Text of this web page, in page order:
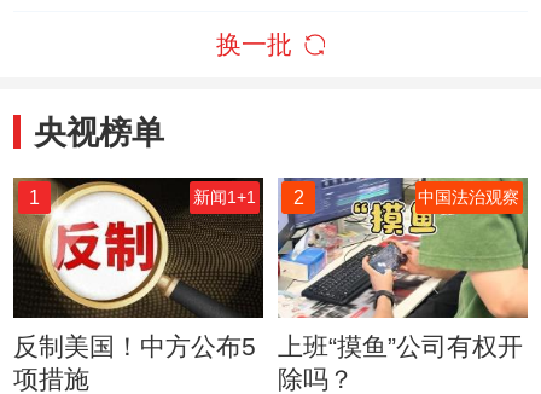
换一批
央视榜单
1 新闻1+1
反制美国！中方公布5
项措施
2 中国法治观察
上班“摸鱼”公司有权开
除吗？